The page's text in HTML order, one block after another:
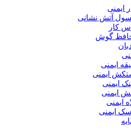
ایمنی
آتش نشانی
کار
گوش
ایمنی
ایمنی
ایمنی
ایمنی
ایمنی
ایمنی